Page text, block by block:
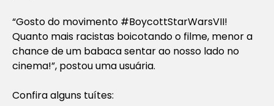
“Gosto do movimento #BoycottStarWarsVII!
Quanto mais racistas boicotando o filme, menor a
chance de um babaca sentar ao nosso lado no
cinema!”, postou uma usuária.
Confira alguns tuítes: